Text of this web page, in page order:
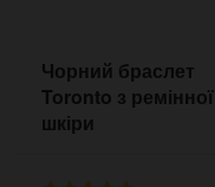
Чорний браслет
Toronto з ремінної
шкіри